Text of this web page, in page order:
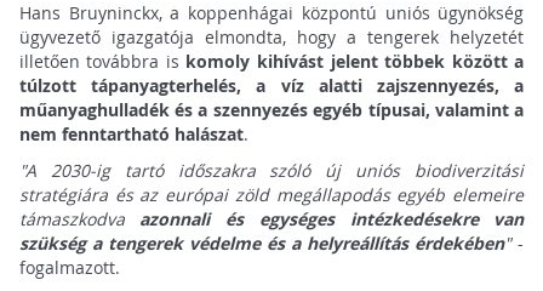
Hans Bruyninckx, a koppenhágai központú uniós ügynökség
ügyvezető igazgatója elmondta, hogy a tengerek helyzetét
illetően továbbra is komoly kihívást jelent többek között a
túlzott tápanyagterhelés, a víz alatti zajszennyezés, a
műanyaghulladék és a szennyezés egyéb típusai, valamint a
nem fenntartható halászat.
"A 2030-ig tartó időszakra szóló új uniós biodiverzitási
stratégiára és az európai zöld megállapodás egyéb elemeire
támaszkodva azonnali és egységes intézkedésekre van
szükség a tengerek védelme és a helyreállítás érdekében"-
fogalmazott.